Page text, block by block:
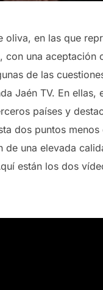
oliva, en las que
con una
de las
Jaén TV. En
países y
dos puntos
de una elevada
están los dos